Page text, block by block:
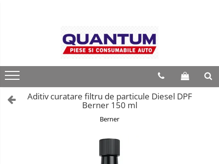
Aditiv curatare filtru de particule Diesel DPF
Berner 150 ml
Berner